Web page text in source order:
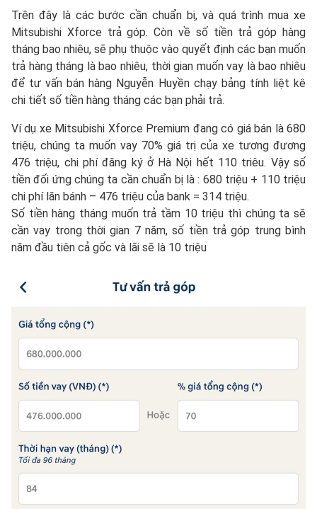
Trên đây là các bước cần chuẩn bị, và quá trình mua xe
Mitsubishi Xforce trả góp. Còn về số tiền trả góp hàng
tháng bao nhiêu, sẽ phụ thuộc vào quyết định các bạn muốn
trả hàng tháng là bao nhiêu, thời gian muốn vay là bao nhiêu
để tư vấn bán hàng Nguyễn Huyền chạy bảng tính liệt kê
chi tiết số tiền hàng tháng các bạn phải trả.
Ví dụ xe Mitsubishi Xforce Premium đang có giá bán là 680
triệu, chúng ta muốn vay 70% giá trị của xe tương đương
476 triệu, chi phí đăng ký ở Hà Nội hết 110 triêu. Vậy số
tiền đối ứng chúng ta cần chuẩn bị là : 680 triệu + 110 triệu
chi phí lăn bánh – 476 triệu của bank = 314 triệu.
Số tiền hàng tháng muốn trả tầm 10 triệu thì chúng ta sẽ
cần vay trong thời gian 7 năm, số tiền trả góp trung bình
năm đầu tiên cả gốc và lãi sẽ là 10 triệu